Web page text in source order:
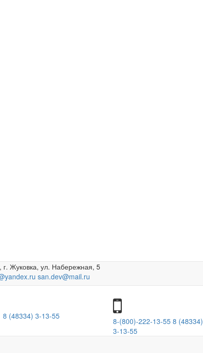
г. Жуковка, ул. Набережная, 5
san.dev@mail.ru
8 (48334) 3-13-55
8-(800)-222-13-55 8 (48334)
3-13-55